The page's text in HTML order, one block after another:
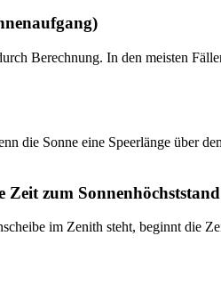
Berechnung. In den meisten
die Sonne eine Speerlänge über
Zeit zum Sonnenhöchststand
im Zenith steht, beginnt die